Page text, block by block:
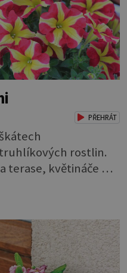
PŘEHRÁT
rostlin.
terase, květináče na
se
nejbližších
o nové a nové
buď prolínají
naopak výrazně liší
od svých předchůdkyň. Ja